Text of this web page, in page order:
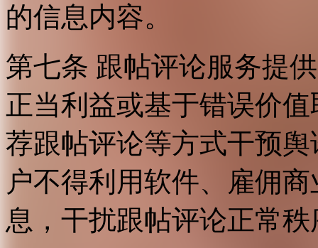
的信息内容。
第七条 跟帖评论服务提
正当利益或基于错误价
荐跟帖评论等方式干预
户不得利用软件、雇佣
息，干扰跟帖评论正常